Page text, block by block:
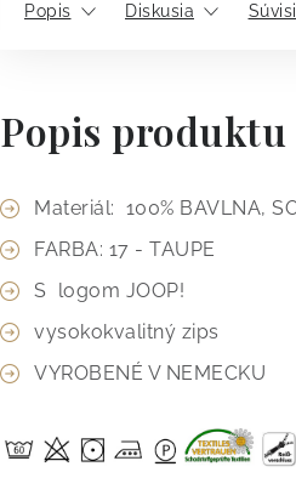
Popis Diskusia
Popis produktu
Materiál: 100% BAVLNA,
FARBA: 17 - TAUPE
S logom JOOP!
vysokokvalitný zips
VYROBENÉ V NEMECKU